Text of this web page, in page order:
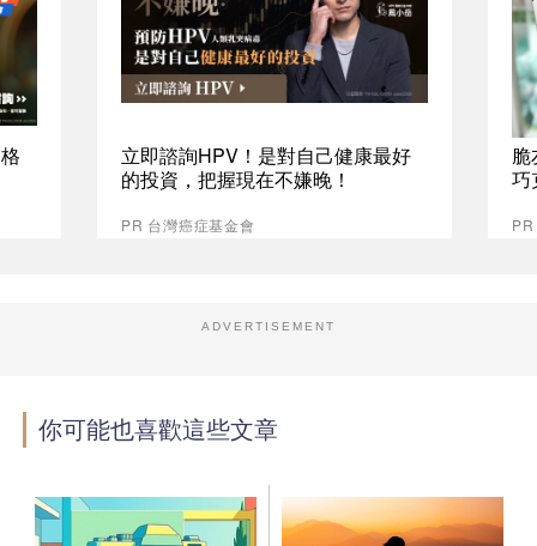
立即諮詢HPV！是對自己健康最好
的投資，把握現在不嫌晚！
PR 台灣癌症基金會
脆
巧
ADVERTISEMENT
你可能也喜歡這些文章